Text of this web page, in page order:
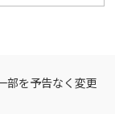
部を予告なく変更